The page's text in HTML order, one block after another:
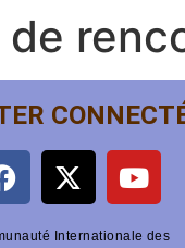
de
Internationale des